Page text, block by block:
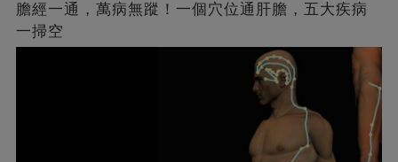
膽經一通，萬病無蹤！一個穴位通肝膽，五大疾病
一掃空